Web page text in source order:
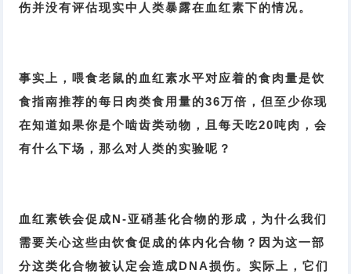
伤并没有评估现实中人类暴露在血红素下的情况。
事实上，喂食老鼠的血红素水平对应着的食肉量是饮
食指南推荐的每日肉类食用量的36万倍，但至少你现
在知道如果你是个啮齿类动物，且每天吃20吨肉，会
有什么下场，那么对人类的实验呢？
血红素铁会促成N-亚硝基化合物的形成，为什么我们
需要关心这些由饮食促成的体内化合物？因为这一部
分这类化合物被认定会造成DNA损伤。实际上，它们